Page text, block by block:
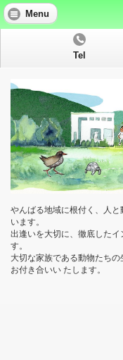
Menu
Tel
やんばる地域に根付く、人
います。
出逢いを大切に、徹底した
す。
大切な家族である動物たち
お付き合いい たします。